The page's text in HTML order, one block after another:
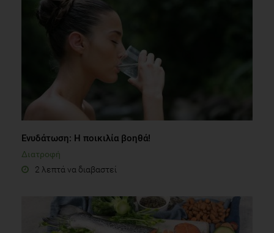
Ενυδάτωση: Η ποικιλία βοηθά!
Διατροφή
2 λεπτά να διαβαστεί